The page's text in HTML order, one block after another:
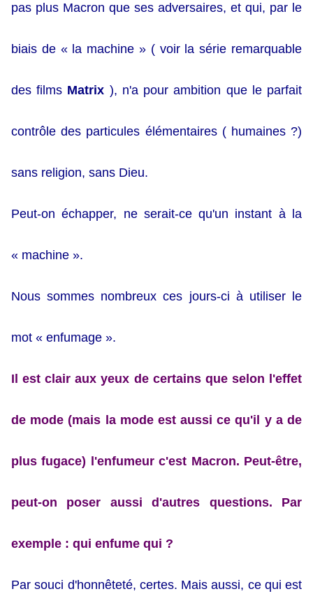
pas plus Macron que ses adversaires, et qui, par le
biais de « la machine » ( voir la série remarquable
des films Matrix ), n'a pour ambition que le parfait
contrôle des particules élémentaires ( humaines ?)
sans religion, sans Dieu.
Peut-on échapper, ne serait-ce qu'un instant à la
« machine ».
Nous sommes nombreux ces jours-ci à utiliser le
mot « enfumage ».
Il est clair aux yeux de certains que selon l'effet
de mode (mais la mode est aussi ce qu'il y a de
plus fugace) l'enfumeur c'est Macron. Peut-être,
peut-on poser aussi d'autres questions. Par
exemple : qui enfume qui ?
Par souci d'honnêteté, certes. Mais aussi, ce qui est